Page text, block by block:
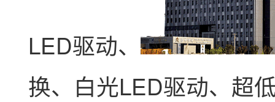
LED驱动、
换、白光LED驱动、超